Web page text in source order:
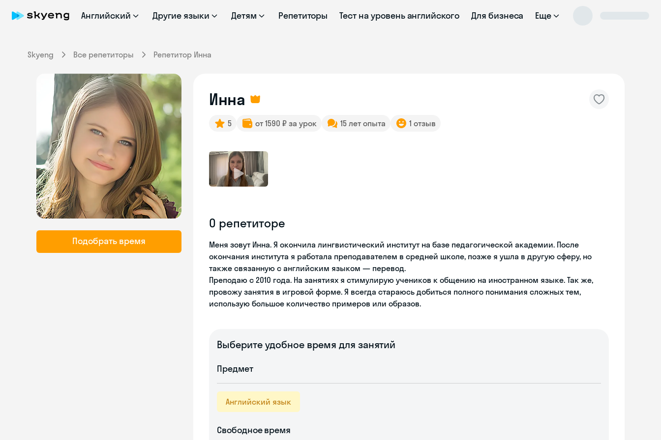
Английский Другие языки Детям Репетиторы Тест на уровень английского Для бизнеса Еще
Skyeng Все репетиторы Репетитор Инна
Подобрать время
Инна
5 от 1590 ₽ за урок 15 лет опыта 1 отзыв
О репетиторе
Меня зовут Инна. Я окончила лингвистический институт на базе педагогической академии. После
окончания института я работала преподавателем в средней школе, позже я ушла в другую сферу, но
также связанную с английским языком — перевод.
Преподаю с 2010 года. На занятиях я стимулирую учеников к общению на иностранном языке. Так же,
провожу занятия в игровой форме. Я всегда стараюсь добиться полного понимания сложных тем,
использую большое количество примеров или образов.
Выберите удобное время для занятий
Предмет
Английский язык
Свободное время